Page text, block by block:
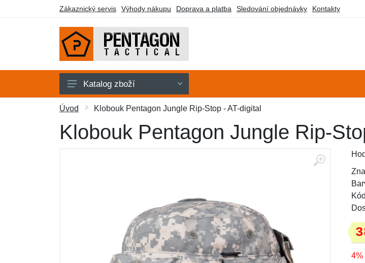
Zákaznický servis Výhody nákupu Doprava a platba Sledování objednávky Kontakty
Pánské
Dámské
Dárkové poukazy
Katalog zboží
Úvod Klobouk Pentagon Jungle Rip-Stop - AT-digital
Klobouk Pentagon Jungle Rip-
4%